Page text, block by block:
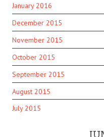
January 2016
December 2015
November 2015
October 2015
September 2015
August 2015
July 2015